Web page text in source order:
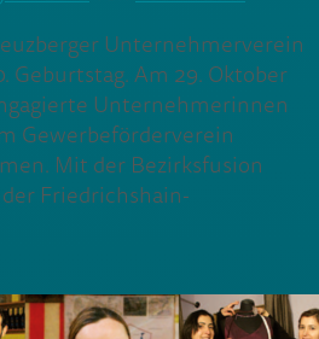
Unternehmerverein
Geburtstag. Am 29. Oktober
Unternehmerinnen
Gewerbeförderverein
Mit der Bezirksfusion
Friedrichshain-